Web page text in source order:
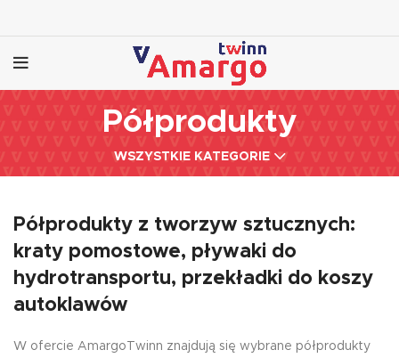
Półprodukty
WSZYSTKIE KATEGORIE
Półprodukty z tworzyw sztucznych:
kraty pomostowe, pływaki do
hydrotransportu, przekładki do koszy
autoklawów
W ofercie AmargoTwinn znajdują się wybrane półprodukty